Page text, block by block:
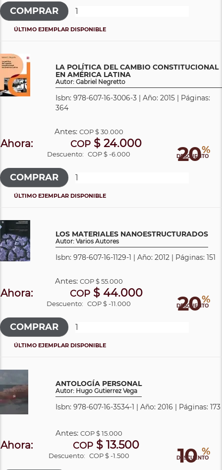
ÚLTIMO EJEMPLAR DISPONIBLE
LA POLÍTICA DEL CAMBIO CONSTITUCIONAL
EN AMÉRICA LATINA
Autor: Gabriel Negretto
Isbn: 978-607-16-3006-3 | Año: 2015 | Páginas:
364
20%
DESCUENTO
Antes: COP$ 30.000
Ahora: COP $ 24.000
Descuento: COP $ -6.000
ÚLTIMO EJEMPLAR DISPONIBLE
LOS MATERIALES NANOESTRUCTURADOS
Autor: Varios Autores
Isbn: 978-607-16-1129-1 | Año: 2012 | Páginas: 151
20%
DESCUENTO
Antes: COP$ 55.000
Ahora: COP$ 44.000
Descuento: COP $ -11.000
ÚLTIMO EJEMPLAR DISPONIBLE
ANTOLOGÍA PERSONAL
Autor: Hugo Gutierrez Vega
Isbn: 978-607-16-3534-1 | Año: 2016 | Páginas: 173
10 %
DESCUENTO
Antes: COP$ 15.000
Ahora: COP $ 13.500
Descuento: COP $ -1.500